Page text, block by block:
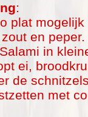
:
plat
en
in
ei,
de
met